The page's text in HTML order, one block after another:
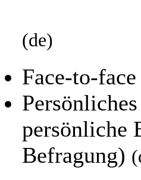
(de)
Face-to-
persönliche
Befragung)